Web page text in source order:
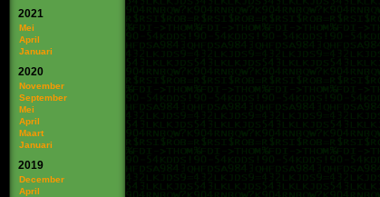
2021
Mei
April
Januari
2020
November
September
Mei
April
Maart
Januari
2019
December
April